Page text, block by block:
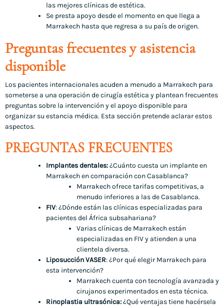
las mejores clínicas de estética.
Se presta apoyo desde el momento en que llega a
Marrakech hasta que regresa a su país de origen.
Preguntas frecuentes y asistencia
disponible
Los pacientes internacionales acuden a menudo a Marrakech para
someterse a una operación de cirugía estética y plantean frecuentes
preguntas sobre la intervención y el apoyo disponible para
organizar su estancia médica. Esta sección pretende aclarar estos
aspectos.
PREGUNTAS FRECUENTES
Implantes dentales:¿Cuánto cuesta un implante en
Marrakech en comparación con Casablanca?
Marrakech ofrece tarifas competitivas, a
menudo inferiores a las de Casablanca.
FIV: ¿Dónde están las clínicas especializadas para
pacientes del África subsahariana?
Varias clínicas de Marrakech están
especializadas en FIV y atienden a una
clientela diversa.
Liposucción VASER: ¿Por qué elegir Marrakech para
esta intervención?
Marrakech cuenta con tecnología avanzada y
cirujanos experimentados en esta técnica.
Rinoplastia ultrasónica:¿Qué ventajas tiene hacérsela